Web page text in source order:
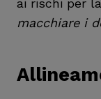
macchiare i